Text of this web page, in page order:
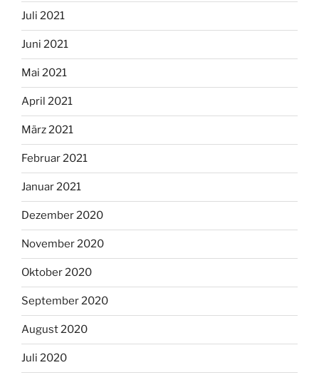
Juli 2021
Juni 2021
Mai 2021
April 2021
März 2021
Februar 2021
Januar 2021
Dezember 2020
November 2020
Oktober 2020
September 2020
August 2020
Juli 2020